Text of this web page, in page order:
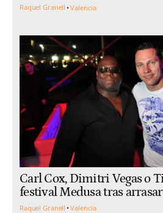
Raquel Granell Valencia
Carl Cox, Dimitri Vegas o
festival Medusa tras
Raquel Granell Valencia